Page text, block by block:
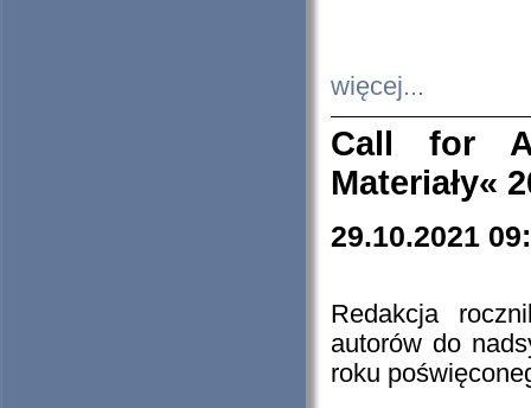
więcej...
Call for
Materiały«
29.10.2021
Redakcja
autorów do
roku